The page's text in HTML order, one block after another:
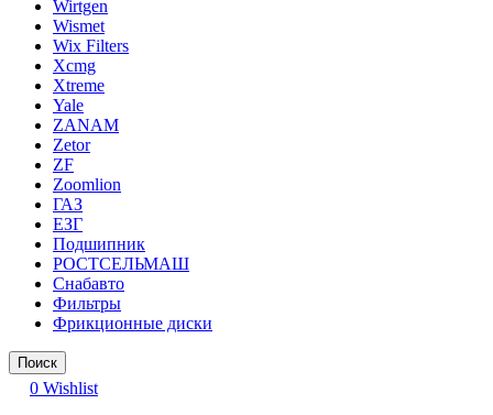
Wirtgen
Wismet
Wix Filters
Xcmg
Xtreme
Yale
ZANAM
Zetor
ZF
Zoomlion
ГАЗ
ЕЗГ
Подшипник
РОСТСЕЛЬМАШ
Снабавто
Фильтры
Фрикционные диски
Поиск
0 Wishlist